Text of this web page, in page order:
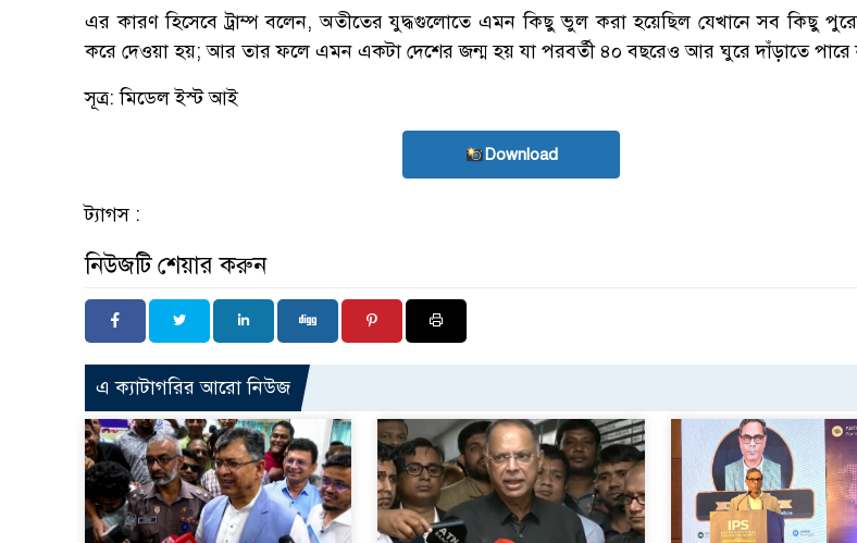
এর কারণ হিসেবে ট্রাম্প বলেন, অতীতের যুদ্ধগুলোতে এমন কিছু ভুল করা হয়েছিল যেখানে সব কিছু
করে দেওয়া হয়; আর তার ফলে এমন একটা দেশের জন্ম হয় যা পরবর্তী ৪০ বছরেও আর ঘুরে দাঁড়াতে পারে
সূত্র: মিডেল ইস্ট আই
Download
ট্যাগস :
নিউজটি শেয়ার করুন
এ ক্যাটাগরির আরো নিউজ